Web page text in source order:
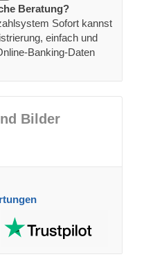
Beratung?
Sofort kannst
einfach und
Banking-Daten
Bilder